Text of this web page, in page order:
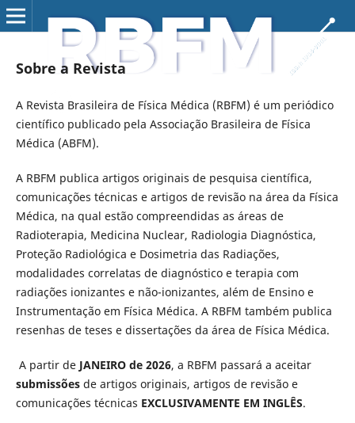
Sobre a Revista
A Revista Brasileira de Física Médica (RBFM) é um periódico
científico publicado pela Associação Brasileira de Física
Médica (ABFM).
A RBFM publica artigos originais de pesquisa científica,
comunicações técnicas e artigos de revisão na área da Física
Médica, na qual estão compreendidas as áreas de
Radioterapia, Medicina Nuclear, Radiologia Diagnóstica,
Proteção Radiológica e Dosimetria das Radiações,
modalidades correlatas de diagnóstico e terapia com
radiações ionizantes e não-ionizantes, além de Ensino e
Instrumentação em Física Médica. A RBFM também publica
resenhas de teses e dissertações da área de Física Médica.
A partir de JANEIRO de 2026, a RBFM passará a aceitar
submissõesde artigos originais, artigos de revisão e
comunicações técnicas EXCLUSIVAMENTE EM INGLÊS.